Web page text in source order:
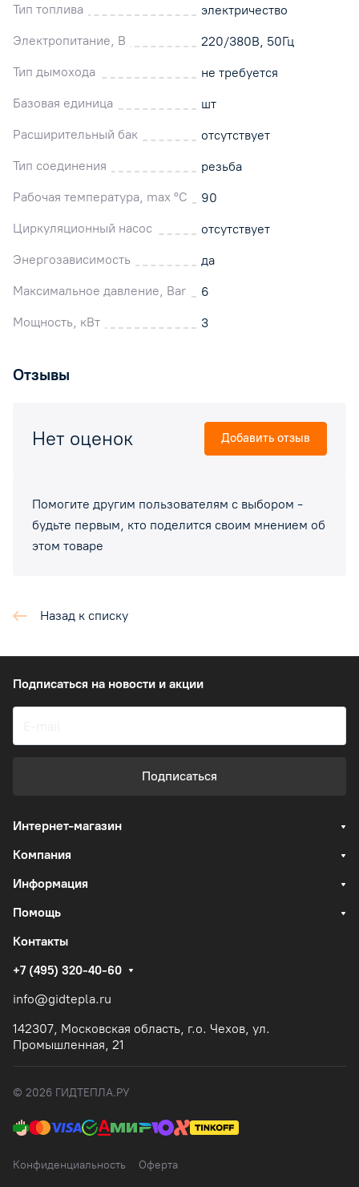
Тип топлива
электричество
Электропитание, В
220/380В, 50Гц
Тип дымохода
не требуется
Базовая единица
шт
Расширительный бак
отсутствует
Тип соединения
резьба
Рабочая температура, max °C
90
Циркуляционный насос
отсутствует
Энергозависимость
да
Максимальное давление, Bar
6
Мощность, кВт
3
Отзывы
Помогите другим пользователям с выбором -
будьте первым, кто поделится своим мнением об
этом товаре
Нет оценок Добавить отзыв
Назад к списку
Подписаться на новости и акции
Подписаться
Интернет-магазин
Компания
Информация
Помощь
Контакты
+7 (495) 320-40-60
info@gidtepla.ru
142307, Московская область, г.о. Чехов, ул.
Промышленная, 21
© 2026 ГИДТЕПЛА.РУ
Конфиденциальность Оферта